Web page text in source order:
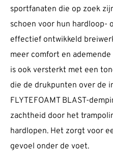
sportfanaten die op zoek
schoen voor hun hardloop-
effectief ontwikkeld
meer comfort en
is ook versterkt met een
die de drukpunten over de
FLYTEFOAMT BLAST-
zachtheid door het
hardlopen. Het zorgt voor
gevoel onder de voet.